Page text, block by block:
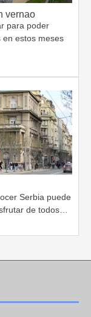
vernao
para poder
en estos meses
Serbia puede
de todos…